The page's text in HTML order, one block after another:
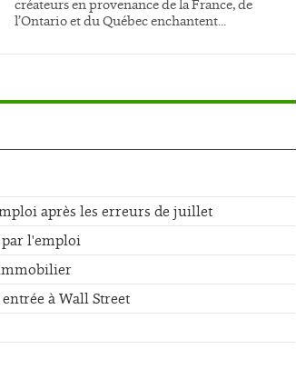
créateurs en provenance de la France, de
l’Ontario et du Québec enchantent...
après les erreurs de juillet
par l'emploi
à Wall Street